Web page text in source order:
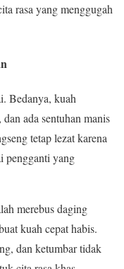
rasa yang menggugah
Bedanya, kuah
ada sentuhan manis
tetap lezat karena
pengganti yang
merebus daging
kuah cepat habis.
dan ketumbar tidak